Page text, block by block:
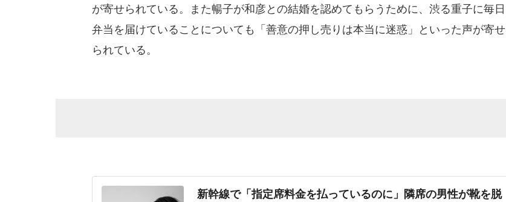
が寄せられている。また暢子が和彦との結婚を認めてもらうために、渋る重子に毎日
弁当を届けていることについても「善意の押し売りは本当に迷惑」といった声が寄せ
られている。
新幹線で「指定席料金を払っているのに」隣席の男性が靴を脱